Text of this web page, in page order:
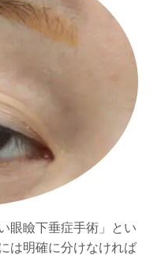
眼瞼下垂症手術」とい
は明確に分けなければ